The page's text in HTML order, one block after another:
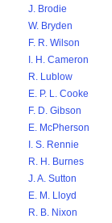
J. Brodie
W. Bryden
F. R. Wilson
I. H. Cameron
R. Lublow
E. P. L. Cooke
F. D. Gibson
E. McPherson
I. S. Rennie
R. H. Burnes
J. A. Sutton
E. M. Lloyd
R. B. Nixon